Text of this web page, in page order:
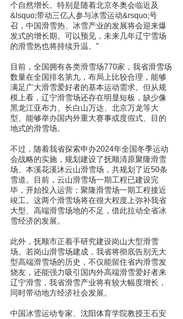
个自然增长。特别是随着北京冬奥会临近及
&lsquo;带动三亿人参与冰雪运动&rsquo;号
召，中国滑雪热、冰雪产业的发展将会迎来爆
发式的增长期。可以预见，未来几年辽宁雪场
的滑雪热也将持续升温。”
目前，全国拥有各类滑雪场770家，我省滑雪场
数量在全国排名第九，布局上比较合理，能够
满足广大滑雪爱好者的基本运动需求。但从规
模上看，辽宁滑雪场还存在明显短板，缺少像
黑龙江亚布力、长白山万达、北京万龙等大
型、能够举办国内外重大赛事或度假式、目的
地式的滑雪场。
不过，随着我省探索申办2024年全国冬季运动
会战略的实施，规划建设了抚顺清原聚隆滑雪
场、本溪花溪沐云山滑雪场，共规划了近50条
雪道。目前，云山滑雪场一期工程已建设完
毕，开始投入运营；聚隆滑雪场一期工程接近
竣工。这两个滑雪场将在很大程度上弥补我省
大型、高端滑雪场地的不足，借此拉动全省冰
雪经济的发展。
此外，抚顺市正着手研究建设岗山大型滑雪
场。若岗山滑雪场建成，我省将彻底告别无大
型高端滑雪场的历史，不仅能留住省内滑雪发
烧友，还能强力吸引国内外高端滑雪爱好者来
辽宁滑雪，我省滑雪产业将有较大幅度增长，
同时带动地方经济社会发展。
中国冰雪运动专家、沈阳体育学院教授王石安